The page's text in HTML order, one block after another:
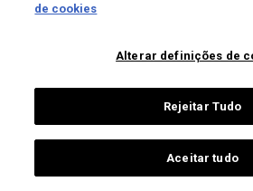
formação inicial de professores
Isabel
Nunes
formação: alguns estudos em
Carmo
de cookies
Alterar definições de
Rejeitar Tudo
Aceitar tudo